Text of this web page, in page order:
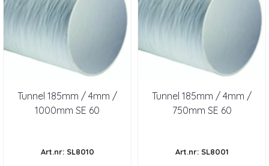
Tunnel 185mm / 4mm /
1000mm SE 60
Art.nr: SL8010
Tunnel 185mm / 4mm /
750mm SE 60
Art.nr: SL8001